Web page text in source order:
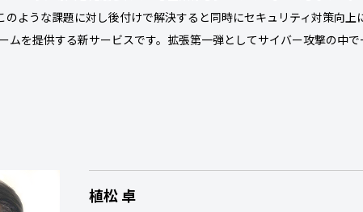
ような課題に対し後付けで解決すると同時にセキュリティ対策向
ムを提供する新サービスです。拡張第一弾としてサイバー攻撃の中
植松 卓